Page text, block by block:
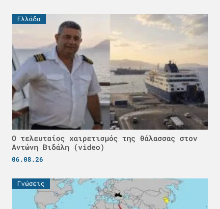
Ελλάδα
Ο τελευταίος χαιρετισμός της θάλασσας στον
Αντώνη Βιδάλη (video)
06.08.26
Γνώσεις